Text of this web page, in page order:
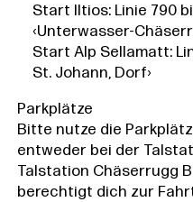
Start Iltios: Linie 790
‹Unterwasser-
Start Alp Sellamatt:
St. Johann, Dorf›
Parkplätze
Bitte nutze die
entweder bei der
Talstation Chäserrugg
berechtigt dich zur